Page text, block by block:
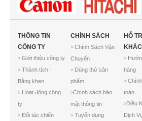
THÔNG TIN
CÔNG TY
> Giới thiệu công ty
> Thành tích -
Bằng khen
> Hoạt động công
ty
> Đối tác chiến
CHÍNH SÁCH
> Chính Sách Vận
Chuyển
> Dùng thử sản
phẩm
>Chính sách bảo
mật thông tin
> Tuyển dụng
HỖ
>
hàng
>
toán
>Điều
Dịch